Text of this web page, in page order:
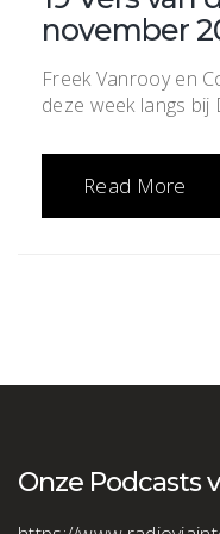
november
Freek Vanrooy en
deze week langs bij
Read More
Onze Podcasts